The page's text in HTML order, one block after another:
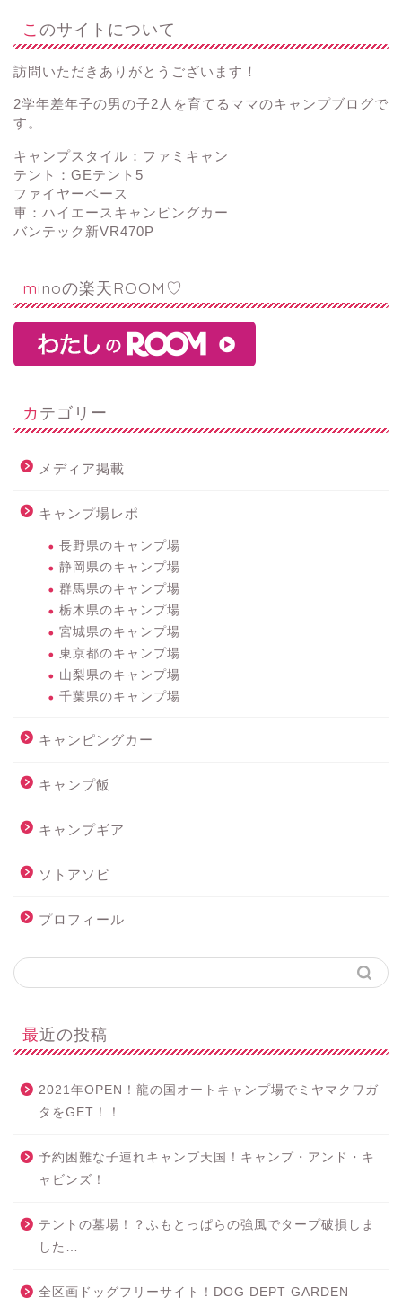
このサイトについて
訪問いただきありがとうございます！
2学年差年子の男の子2人を育てるママのキャンプブログで
す。
キャンプスタイル：ファミキャン
テント：GEテント5
ファイヤーベース
車：ハイエースキャンピングカー
バンテック新VR470P
minoの楽天ROOM♡
カテゴリー
メディア掲載
キャンプ場レポ
長野県のキャンプ場
静岡県のキャンプ場
群馬県のキャンプ場
栃木県のキャンプ場
宮城県のキャンプ場
東京都のキャンプ場
山梨県のキャンプ場
千葉県のキャンプ場
キャンピングカー
キャンプ飯
キャンプギア
ソトアソビ
プロフィール
最近の投稿
2021年OPEN！龍の国オートキャンプ場でミヤマクワガ
タをGET！！
予約困難な子連れキャンプ天国！キャンプ・アンド・キ
ャビンズ！
テントの墓場！？ふもとっぱらの強風でタープ破損しま
した…
全区画ドッグフリーサイト！DOG DEPT GARDEN